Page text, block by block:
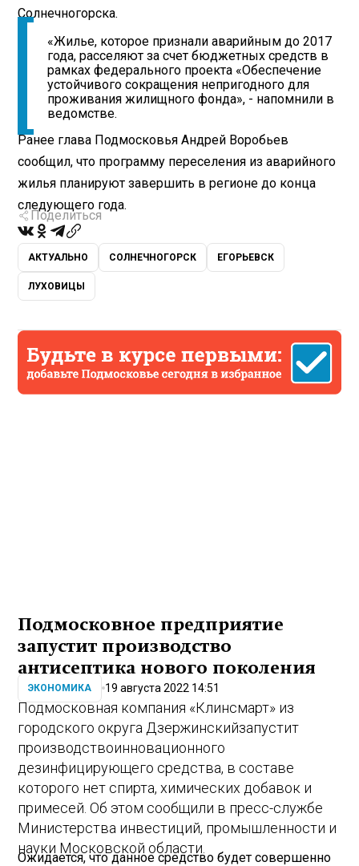
Солнечногорска.
«Жилье, которое признали аварийным до 2017
года, расселяют за счет бюджетных средств в
рамках федерального проекта «Обеспечение
устойчивого сокращения непригодного для
проживания жилищного фонда», - напомнили в
ведомстве.
Ранее глава Подмосковья Андрей Воробьев
сообщил, что программу переселения из аварийного
жилья планируют завершить в регионе до конца
следующего года.
Поделиться
АКТУАЛЬНО СОЛНЕЧНОГОРСК ЕГОРЬЕВСК
ЛУХОВИЦЫ
Подмосковное предприятие
запустит производство
антисептика нового поколения
ЭКОНОМИКА 19 августа 2022 14:51
Подмосковная компания «Клинсмарт» из
городского округа Дзержинскийзапустит
производствоинновационного
дезинфицирующего средства, в составе
которого нет спирта, химических добавок и
примесей. Об этом сообщили в пресс-службе
Министерства инвестиций, промышленности и
науки Московской области.
Ожидается, что данное средство будет совершенно